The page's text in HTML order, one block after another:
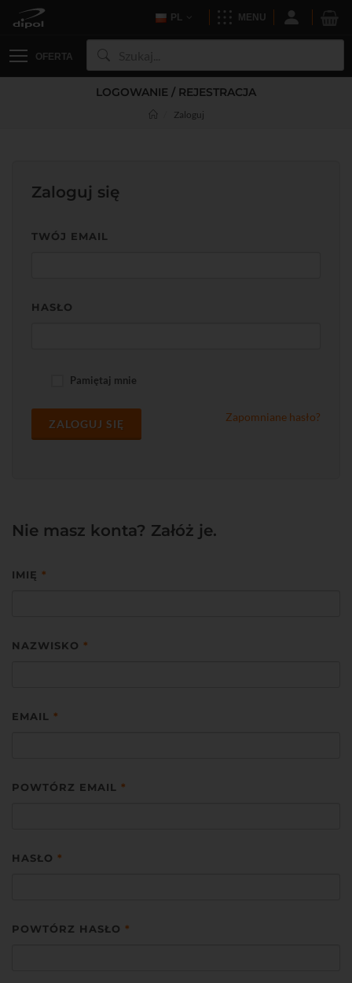
PL MENU
OFERTA
LOGOWANIE / REJESTRACJA
Zaloguj
Zaloguj się
TWÓJ EMAIL
HASŁO
Pamiętaj mnie
ZALOGUJ SIĘ
Zapomniane hasło?
Nie masz konta? Załóż je.
IMIĘ *
NAZWISKO *
EMAIL *
POWTÓRZ EMAIL *
HASŁO *
POWTÓRZ HASŁO *